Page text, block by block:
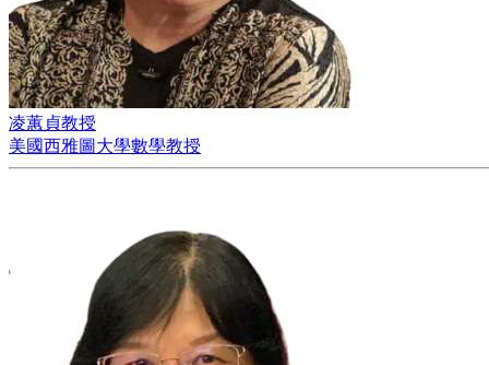
凌蕙貞教授
美國西雅圖大學數學教授